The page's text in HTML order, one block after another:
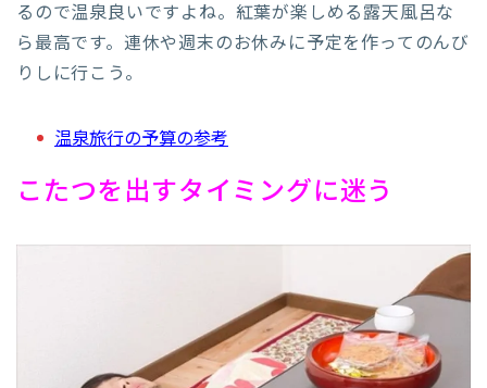
るので温泉良いですよね。紅葉が楽しめる露天風呂な
ら最高です。連休や週末のお休みに予定を作ってのんび
りしに行こう。
温泉旅行の予算の参考
こたつを出すタイミングに迷う